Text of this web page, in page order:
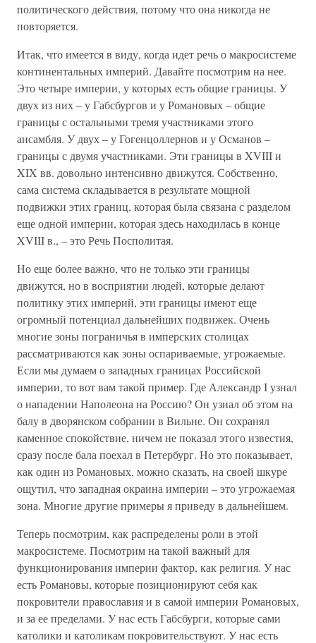
политического действия, потому что она никогда не
повторяется.
Итак, что имеется в виду, когда идет речь о макросистеме
континентальных империй. Давайте посмотрим на нее.
Это четыре империи, у которых есть общие границы. У
двух из них – у Габсбургов и у Романовых – общие
границы с остальными тремя участниками этого
ансамбля. У двух – у Гогенцоллернов и у Османов –
границы с двумя участниками. Эти границы в XVIII и
XIX вв. довольно интенсивно движутся. Собственно,
сама система складывается в результате мощной
подвижки этих границ, которая была связана с разделом
еще одной империи, которая здесь находилась в конце
XVIII в., – это Речь Посполитая.
Но еще более важно, что не только эти границы
движутся, но в восприятии людей, которые делают
политику этих империй, эти границы имеют еще
огромный потенциал дальнейших подвижек. Очень
многие зоны пограничья в имперских столицах
рассматриваются как зоны оспариваемые, угрожаемые.
Если мы думаем о западных границах Российской
империи, то вот вам такой пример. Где Александр I узнал
о нападении Наполеона на Россию? Он узнал об этом на
балу в дворянском собрании в Вильне. Он сохранял
каменное спокойствие, ничем не показал этого известия,
сразу после бала поехал в Петербург. Но это показывает,
как один из Романовых, можно сказать, на своей шкуре
ощутил, что западная окраина империи – это угрожаемая
зона. Многие другие примеры я приведу в дальнейшем.
Теперь посмотрим, как распределены роли в этой
макросистеме. Посмотрим на такой важный для
функционирования империи фактор, как религия. У нас
есть Романовы, которые позиционируют себя как
покровители православия и в самой империи Романовых,
и за ее пределами. У нас есть Габсбурги, которые сами
католики и католикам покровительствуют. У нас есть